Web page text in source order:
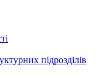
підрозділів